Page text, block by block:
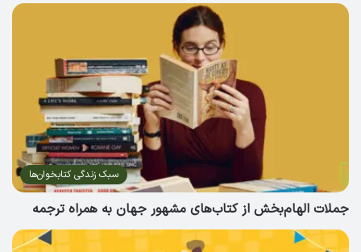
سبک زندگی کتابخوان‌ها
جملات الهام‌بخش از کتاب‌های مشهور جهان به همراه ترجمه